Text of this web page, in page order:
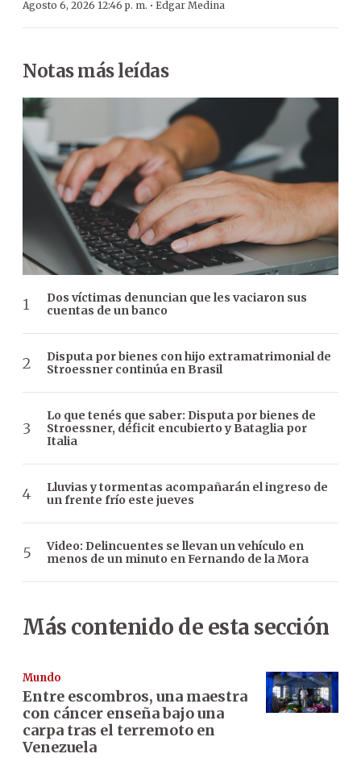
Agosto 6, 2026 12:46 p. m. · Edgar Medina
Notas más leídas
Dos víctimas denuncian que les vaciaron sus
cuentas de un banco
Disputa por bienes con hijo extramatrimonial de
Stroessner continúa en Brasil
Lo que tenés que saber: Disputa por bienes de
Stroessner, déficit encubierto y Bataglia por
Italia
Lluvias y tormentas acompañarán el ingreso de
un frente frío este jueves
Video: Delincuentes se llevan un vehículo en
menos de un minuto en Fernando de la Mora
Más contenido de esta sección
Mundo
Entre escombros, una maestra
con cáncer enseña bajo una
carpa tras el terremoto en
Venezuela